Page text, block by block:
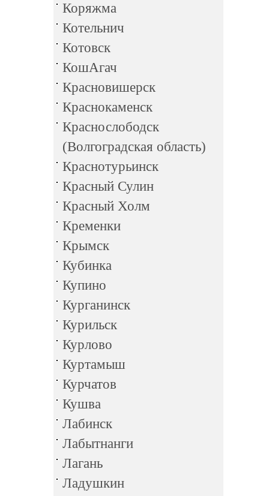
Коряжма
Котельнич
Котовск
КошАгач
Красновишерск
Краснокаменск
Краснослободск
(Волгоградская область)
Краснотурьинск
Красный Сулин
Красный Холм
Кременки
Крымск
Кубинка
Купино
Курганинск
Курильск
Курлово
Куртамыш
Курчатов
Кушва
Лабинск
Лабытнанги
Лагань
Ладушкин